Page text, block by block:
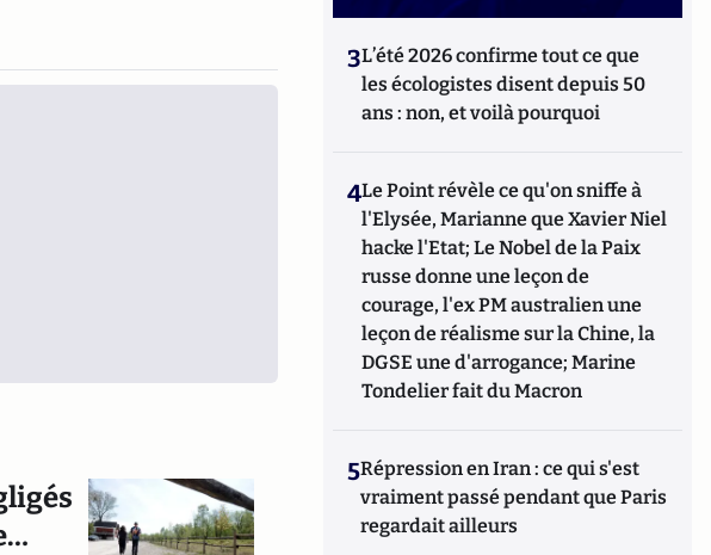
3L’été 2026 confirme tout ce que
les écologistes disent depuis 50
ans : non, et voilà pourquoi
4Le Point révèle ce qu'on sniffe à
l'Elysée, Marianne que Xavier Niel
hacke l'Etat; Le Nobel de la Paix
russe donne une leçon de
courage, l'ex PM australien une
leçon de réalisme sur la Chine, la
DGSE une d'arrogance; Marine
Tondelier fait du Macron
5Répression en Iran : ce qui s'est
vraiment passé pendant que Paris
regardait ailleurs